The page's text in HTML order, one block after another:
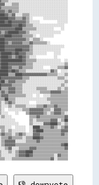
░░░░░░░░░░░░░░
░░░░░░
░░
░░░░░░░░
░░░░
░░
░░
░░░░▒▒▒▒▓▓
░░░░
░░  ░░░░▒▒▒▒▒▒▒▒▒▒
░░░░░░░░▒▒▒▒▒▒▒▒▒▒
░░░░░░░░▒▒▒▒▓▓▓▓▓▓▓▓▒▒▒▒░░▓▓▓▓▒▒▒▒
░░    ▒▒▓▓▓▓▓▓▓▓▒▒░░▒▒▓▓▓▓▒▒░░
▒▒▒▒▓▓▒▒▒▒▒▒▒▒▒▒▒▒▒▒▓▓
▒▒░░▒▒▒▒▒▒▒▒▓▓▓▓░░▒▒██
▒▒░░░░░░▓▓▓▓████▒▒░░▒▒
░░░░░░  ░░████▒▒▒▒▒▒▓▓▒▒░░▒▒▓▓
░░▓▓████▒▒▒▒▒▒▒▒▒▒▓▓▓▓